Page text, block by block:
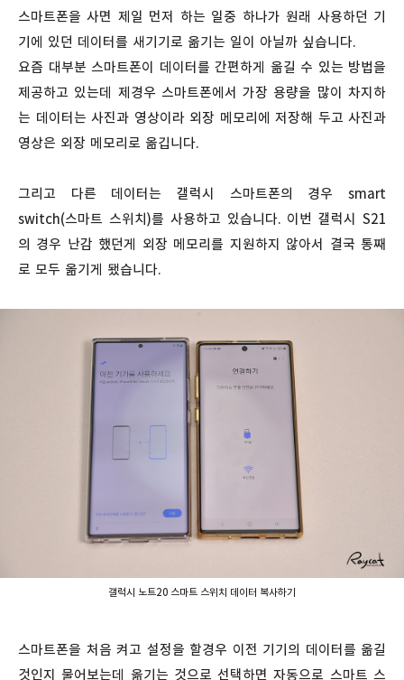
공간의 품격
스마트폰을 사면 제일 먼저 하는 일중 하나가 원래 사용하던 기
기에 있던 데이터를 새기기로 옮기는 일이 아닐까 싶습니다.
요즘 대부분 스마트폰이 데이터를 간편하게 옮길 수 있는 방법을
제공하고 있는데 제경우 스마트폰에서 가장 용량을 많이 차지하
는 데이터는 사진과 영상이라 외장 메모리에 저장해 두고 사진과
영상은 외장 메모리로 옮깁니다.
그리고 다른 데이터는 갤럭시 스마트폰의 경우 smart
switch(스마트 스위치)를 사용하고 있습니다. 이번 갤럭시 S21
의 경우 난감 했던게 외장 메모리를 지원하지 않아서 결국 통째
로 모두 옮기게 됐습니다.
갤럭시 노트20 스마트 스위치 데이터 복사하기
스마트폰을 처음 켜고 설정을 할경우 이전 기기의 데이터를 옮길
것인지 물어보는데 옮기는 것으로 선택하면 자동으로 스마트 스